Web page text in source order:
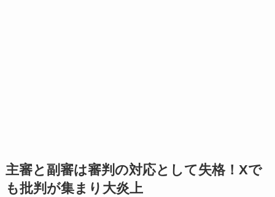
主審と副審は審判の対応として失格！Xで
も批判が集まり大炎上